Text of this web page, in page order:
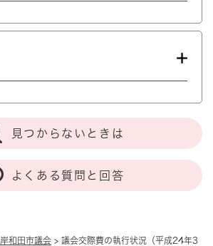
岸和田市議会 > 議会交際費の執行状況（平成24年3
見つからないときは
よくある質問と回答